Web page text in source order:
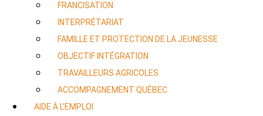
FRANCISATION
INTERPRÉTARIAT
FAMILLE ET PROTECTION DE LA JEUNESSE
OBJECTIF INTÉGRATION
TRAVAILLEURS AGRICOLES
ACCOMPAGNEMENT QUÉBEC
AIDE À L’EMPLOI